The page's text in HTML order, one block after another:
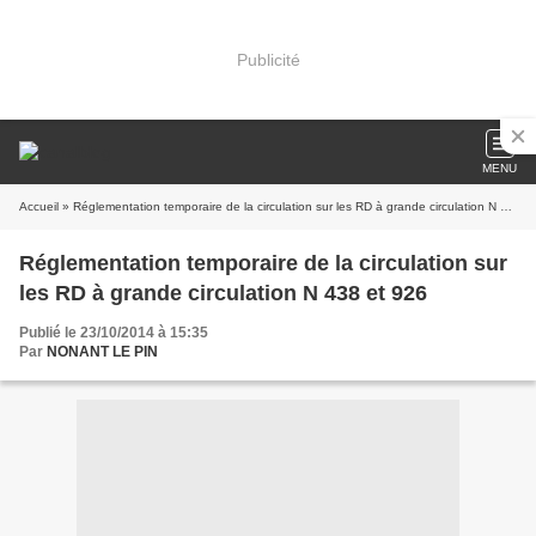
Publicité
MENU
Accueil » Réglementation temporaire de la circulation sur les RD à grande circulation N 438 et 926
Réglementation temporaire de la circulation sur
les RD à grande circulation N 438 et 926
Publié le 23/10/2014 à 15:35
Par NONANT LE PIN